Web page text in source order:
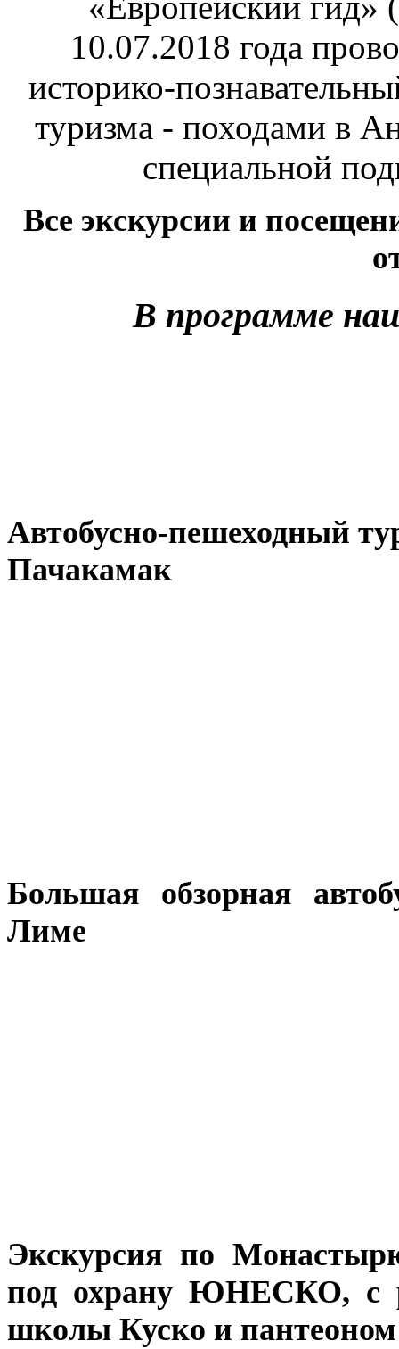
10.07.2018 года
историко-
туризма - походами в
специальной
Все экскурсии и
В программе
Автобусно-пешеходный
Пачакамак
Большая обзорная
Лиме
Экскурсия по
под охрану ЮНЕСКО, с
школы Куско и пантеоном